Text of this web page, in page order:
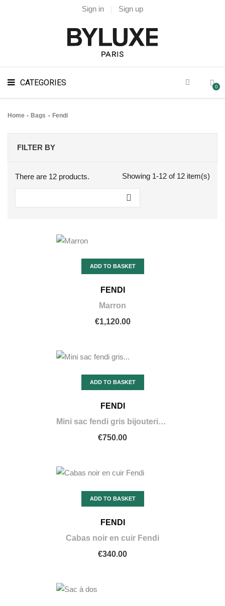
Sign in Sign up
CATEGORIES 0
Home Bags Fendi
FILTER BY
There are 12 products.

Showing 1-12 of 12 item(s)
ADD TO BASKET
FENDI
Marron
€1,120.00
ADD TO BASKET
FENDI
Mini sac fendi gris bijouterie or
€750.00
ADD TO BASKET
FENDI
Cabas noir en cuir Fendi
€340.00